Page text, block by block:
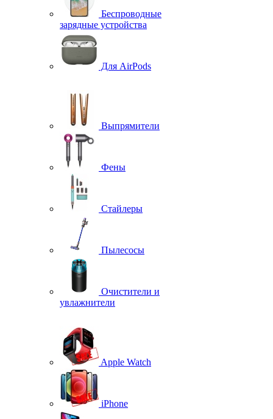
Беспроводные
зарядные устройства
Для AirPods
Выпрямители
Фены
Стайлеры
Пылесосы
Очистители и
увлажнители
Apple Watch
iPhone